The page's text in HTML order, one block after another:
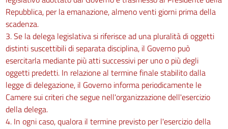
Repubblica, per la emanazione, almeno venti giorni prima della
scadenza.
3. Se la delega legislativa si riferisce ad una pluralità di oggetti
distinti suscettibili di separata disciplina, il Governo può
esercitarla mediante più atti successivi per uno o più degli
oggetti predetti. In relazione al termine finale stabilito dalla
legge di delegazione, il Governo informa periodicamente le
Camere sui criteri che segue nell'organizzazione dell'esercizio
della delega.
4. In ogni caso, qualora il termine previsto per l'esercizio della